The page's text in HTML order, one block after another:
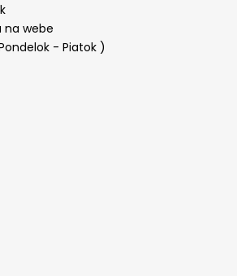
na webe
- Piatok )